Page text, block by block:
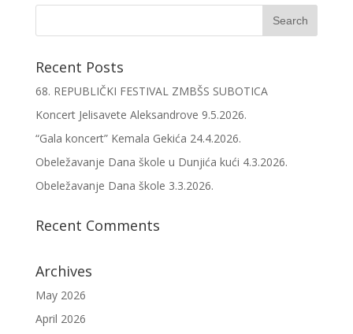
Recent Posts
68. REPUBLIČKI FESTIVAL ZMBŠS SUBOTICA
Koncert Jelisavete Aleksandrove 9.5.2026.
“Gala koncert” Kemala Gekića 24.4.2026.
Obeležavanje Dana škole u Dunjića kući 4.3.2026.
Obeležavanje Dana škole 3.3.2026.
Recent Comments
Archives
May 2026
April 2026